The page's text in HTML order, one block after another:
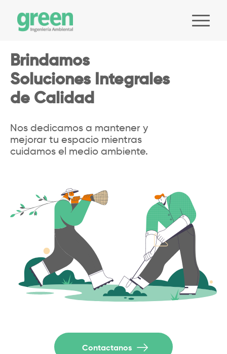
Brindamos
Soluciones Integrales
de Calidad
Nos dedicamos a mantener y
mejorar tu espacio mientras
cuidamos el medio ambiente.
Contactanos